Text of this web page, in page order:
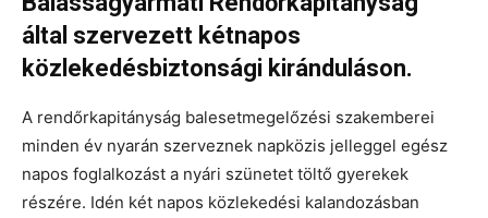
által szervezett kétnapos
közlekedésbiztonsági kiránduláson.
A rendőrkapitányság balesetmegelőzési szakemberei
minden év nyarán szerveznek napközis jelleggel egész
napos foglalkozást a nyári szünetet töltő gyerekek
részére. Idén két napos közlekedési kalandozásban